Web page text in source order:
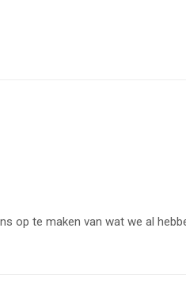
op te maken van wat we al